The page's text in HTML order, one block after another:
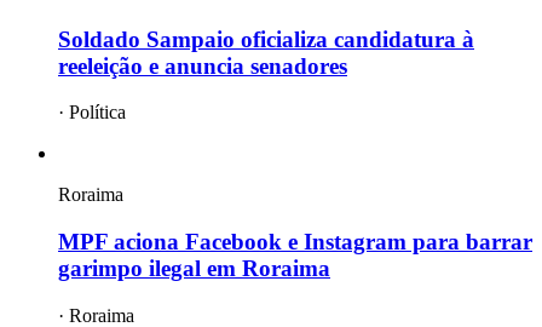
Soldado Sampaio oficializa candidatura à
reeleição e anuncia senadores
· Política
Roraima
MPF aciona Facebook e Instagram para barrar
garimpo ilegal em Roraima
· Roraima